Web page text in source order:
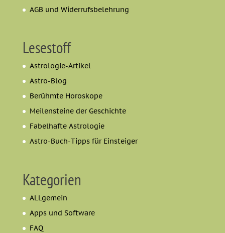
AGB und Widerrufsbelehrung
Lesestoff
Astrologie-Artikel
Astro-Blog
Berühmte Horoskope
Meilensteine der Geschichte
Fabelhafte Astrologie
Astro-Buch-Tipps für Einsteiger
Kategorien
ALLgemein
Apps und Software
FAQ